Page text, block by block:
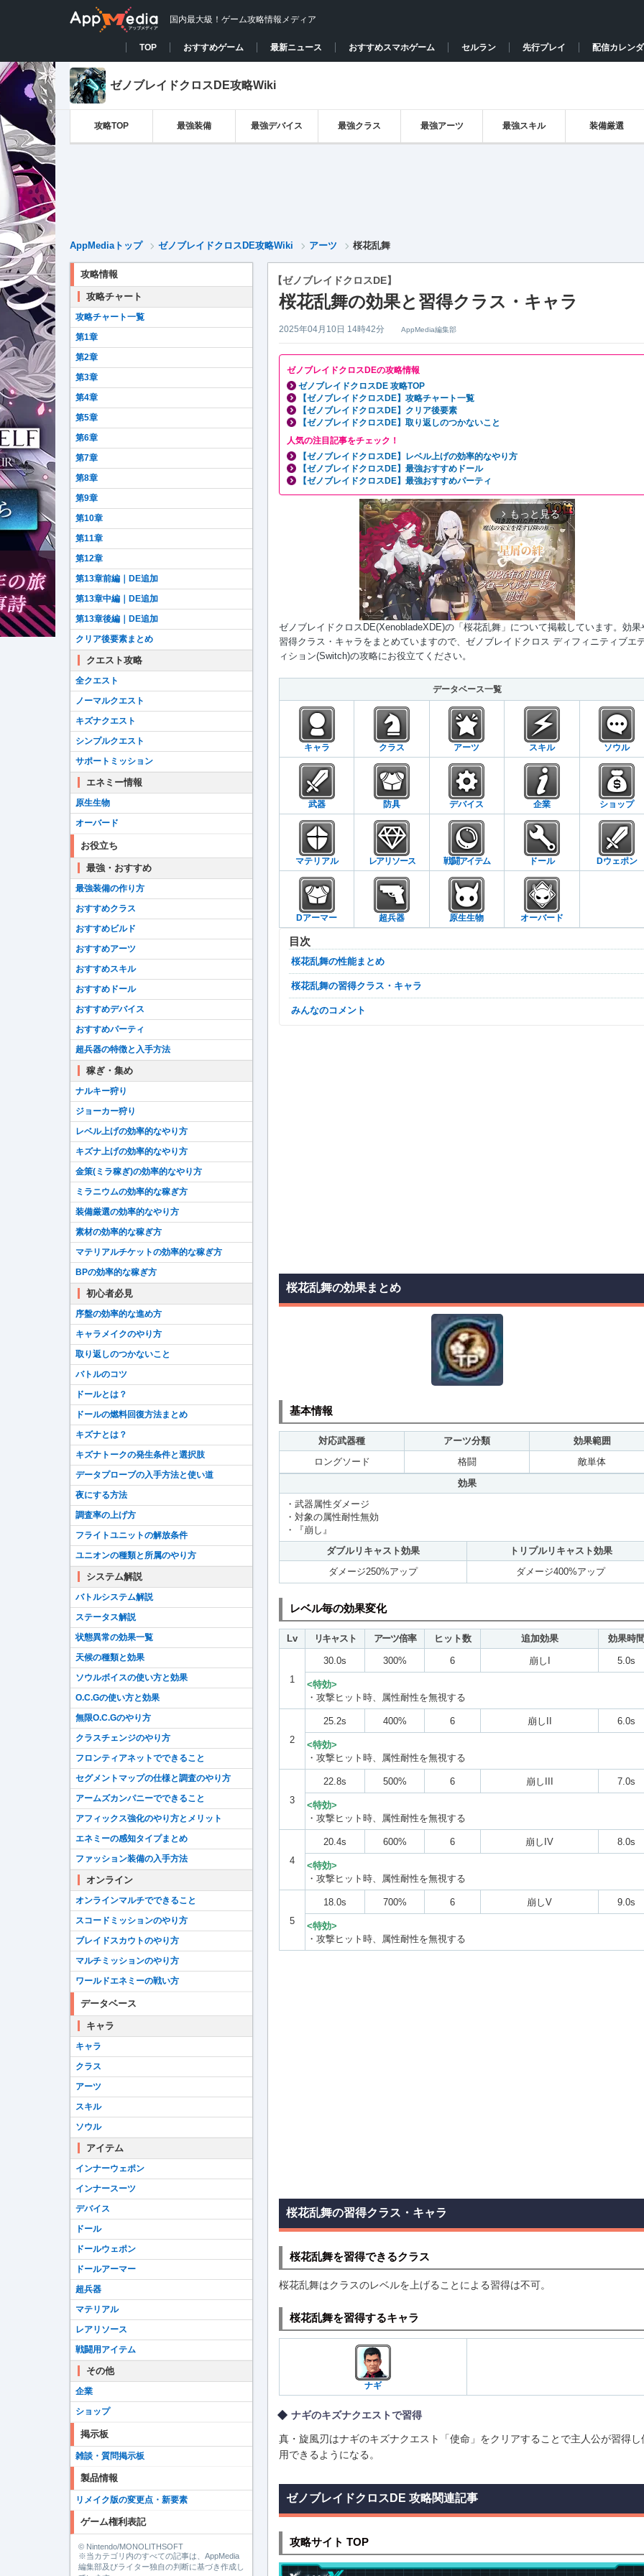
国内最大級！ゲーム攻略情報メディア
TOP おすすめゲーム 最新ニュース おすすめスマホゲーム セルラン 先行プレイ 配信カレン
ゼノブレイドクロスDE攻略Wiki
攻略TOP 最強装備 最強デバイス 最強クラス 最強アーツ 最強スキル 装備厳選
AppMediaトップ ゼノブレイドクロスDE攻略Wiki アーツ 桜花乱舞
【ゼノブレイドクロスDE】
桜花乱舞の効果と習得クラス・キャラ
2025年04月10日 14時42分 AppMedia編集部
ゼノブレイドクロスDEの攻略情報
ゼノブレイドクロスDE 攻略TOP
【ゼノブレイドクロスDE】攻略チャート一覧
【ゼノブレイドクロスDE】クリア後要素
【ゼノブレイドクロスDE】取り返しのつかないこと
人気の注目記事をチェック！
【ゼノブレイドクロスDE】レベル上げの効率的なやり方
【ゼノブレイドクロスDE】最強おすすめドール
【ゼノブレイドクロスDE】最強おすすめパーティ
arrow_forward_ios もっと見る
ゼノブレイドクロスDE(XenobladeXDE)の「桜花乱舞」について掲載しています。効果
習得クラス・キャラをまとめていますので、ゼノブレイドクロス ディフィニティブエ
ィション(Switch)の攻略にお役立てください。
データベース一覧
キャラ クラス アーツ スキル ソウル
武器 防具 デバイス 企業 ショップ
マテリアル レアリソース 戦闘アイテム ドール Dウェポン
Dアーマー 超兵器 原生生物 オーバード
目次
桜花乱舞の性能まとめ
桜花乱舞の習得クラス・キャラ
みんなのコメント
桜花乱舞の効果まとめ
基本情報
対応武器種 アーツ分類
効果範囲
ロングソード
格闘
敵単体
効果
・武器属性ダメージ
・対象の属性耐性無効
・『崩し』
ダブルリキャスト効果
トリプルリキャスト効果
ダメージ250%アップ
ダメージ400%アップ
レベル毎の効果変化
Lv リキャスト アーツ倍率 ヒット数 追加効果 効果時間
1
30.0s 300% 6 崩しI 5.0s
<特効>
・攻撃ヒット時、属性耐性を無視する
2
25.2s 400% 6 崩しII 6.0s
<特効>
・攻撃ヒット時、属性耐性を無視する
3
22.8s 500% 6 崩しIII 7.0s
<特効>
・攻撃ヒット時、属性耐性を無視する
4
20.4s 600% 6 崩しIV 8.0s
<特効>
・攻撃ヒット時、属性耐性を無視する
5
18.0s 700% 6 崩しV 9.0s
<特効>
・攻撃ヒット時、属性耐性を無視する
桜花乱舞の習得クラス・キャラ
桜花乱舞を習得できるクラス
桜花乱舞はクラスのレベルを上げることによる習得は不可。
桜花乱舞を習得するキャラ
ナギ
ナギのキズナクエストで習得
真・旋風刃はナギのキズナクエスト「使命」をクリアすることで主人公が習得し
用できるようになる。
ゼノブレイドクロスDE 攻略関連記事
攻略サイト TOP
攻略情報
攻略チャート
攻略チャート一覧
第1章
第2章
第3章
第4章
第5章
第6章
第7章
第8章
第9章
第10章
第11章
第12章
第13章前編｜DE追加
第13章中編｜DE追加
第13章後編｜DE追加
クリア後要素まとめ
クエスト攻略
全クエスト
ノーマルクエスト
キズナクエスト
シンプルクエスト
サポートミッション
エネミー情報
原生生物
オーバード
お役立ち
最強・おすすめ
最強装備の作り方
おすすめクラス
おすすめビルド
おすすめアーツ
おすすめスキル
おすすめドール
おすすめデバイス
おすすめパーティ
超兵器の特徴と入手方法
稼ぎ・集め
ナルキー狩り
ジョーカー狩り
レベル上げの効率的なやり方
キズナ上げの効率的なやり方
金策(ミラ稼ぎ)の効率的なやり方
ミラニウムの効率的な稼ぎ方
装備厳選の効率的なやり方
素材の効率的な稼ぎ方
マテリアルチケットの効率的な稼ぎ方
BPの効率的な稼ぎ方
初心者必見
序盤の効率的な進め方
キャラメイクのやり方
取り返しのつかないこと
バトルのコツ
ドールとは？
ドールの燃料回復方法まとめ
キズナとは？
キズナトークの発生条件と選択肢
データプローブの入手方法と使い道
夜にする方法
調査率の上げ方
フライトユニットの解放条件
ユニオンの種類と所属のやり方
システム解説
バトルシステム解説
ステータス解説
状態異常の効果一覧
天候の種類と効果
ソウルボイスの使い方と効果
O.C.Gの使い方と効果
無限O.C.Gのやり方
クラスチェンジのやり方
フロンティアネットでできること
セグメントマップの仕様と調査のやり方
アームズカンパニーでできること
アフィックス強化のやり方とメリット
エネミーの感知タイプまとめ
ファッション装備の入手方法
オンライン
オンラインマルチでできること
スコードミッションのやり方
ブレイドスカウトのやり方
マルチミッションのやり方
ワールドエネミーの戦い方
データベース
キャラ
キャラ
クラス
アーツ
スキル
ソウル
アイテム
インナーウェポン
インナースーツ
デバイス
ドール
ドールウェポン
ドールアーマー
超兵器
マテリアル
レアリソース
戦闘用アイテム
その他
企業
ショップ
掲示板
雑談・質問掲示板
製品情報
リメイク版の変更点・新要素
ゲーム権利表記
© Nintendo/MONOLITHSOFT
※当カテゴリ内のすべての記事は、AppMedia
編集部及びライター独自の判断に基づき作成し